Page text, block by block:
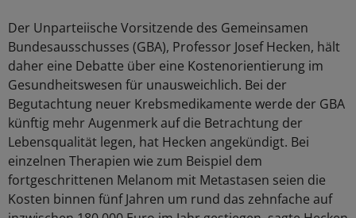
Der Unparteiische Vorsitzende des Gemeinsamen
Bundesausschusses (GBA), Professor Josef Hecken, hält
daher eine Debatte über eine Kostenorientierung im
Gesundheitswesen für unausweichlich. Bei der
Begutachtung neuer Krebsmedikamente werde der GBA
künftig mehr Augenmerk auf die Betrachtung der
Lebensqualität legen, hat Hecken angekündigt. Bei
einzelnen Therapien wie zum Beispiel dem
fortgeschrittenen Melanom mit Metastasen seien die
Kosten binnen fünf Jahren um rund das zehnfache auf